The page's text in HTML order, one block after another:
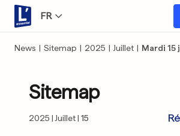
FR
News | Sitemap | 2025 | Juillet | Mardi 15
Sitemap
2025 Juillet 15